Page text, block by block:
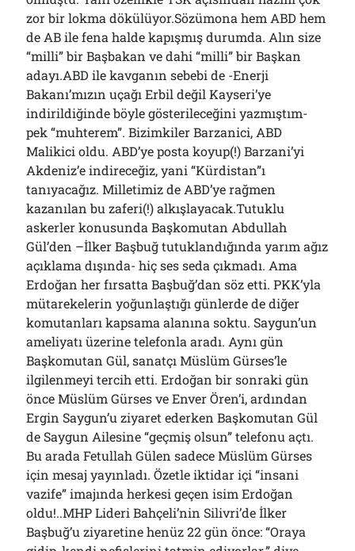
zor bir lokma dökülüyor.Sözümona hem ABD hem
de AB ile fena halde kapışmış durumda. Alın size
“milli” bir Başbakan ve dahi “milli” bir Başkan
adayı.ABD ile kavganın sebebi de -Enerji
Bakanı’mızın uçağı Erbil değil Kayseri’ye
indirildiğinde böyle gösterileceğini yazmıştım-
pek “muhterem”. Bizimkiler Barzanici, ABD
Malikici oldu. ABD’ye posta koyup(!) Barzani’yi
Akdeniz’e indireceğiz, yani “Kürdistan”ı
tanıyacağız. Milletimiz de ABD’ye rağmen
kazanılan bu zaferi(!) alkışlayacak.Tutuklu
askerler konusunda Başkomutan Abdullah
Gül’den –İlker Başbuğ tutuklandığında yarım ağız
açıklama dışında- hiç ses seda çıkmadı. Ama
Erdoğan her fırsatta Başbuğ’dan söz etti. PKK’yla
mütarekelerin yoğunlaştığı günlerde de diğer
komutanları kapsama alanına soktu. Saygun’un
ameliyatı üzerine telefonla aradı. Aynı gün
Başkomutan Gül, sanatçı Müslüm Gürses’le
ilgilenmeyi tercih etti. Erdoğan bir sonraki gün
önce Müslüm Gürses ve Enver Ören’i, ardından
Ergin Saygun’u ziyaret ederken Başkomutan Gül
de Saygun Ailesine “geçmiş olsun” telefonu açtı.
Bu arada Fetullah Gülen sadece Müslüm Gürses
için mesaj yayınladı. Özetle iktidar içi “insani
vazife” imajında herkesi geçen isim Erdoğan
oldu!..MHP Lideri Bahçeli’nin Silivri’de İlker
Başbuğ’u ziyaretine henüz 22 gün önce: “Oraya